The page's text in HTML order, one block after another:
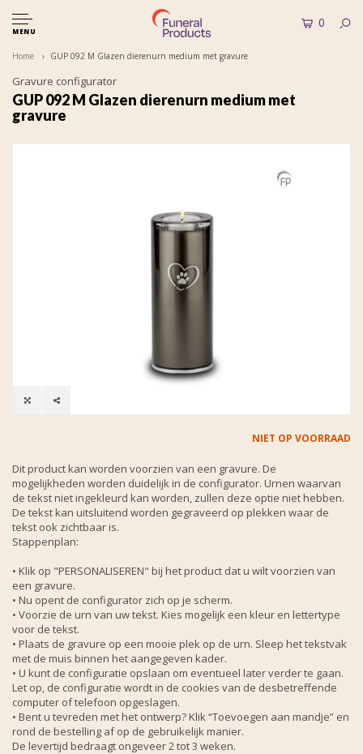
MENU
0
Home GUP 092 M Glazen dierenurn medium met gravure
Gravure configurator
GUP 092 M Glazen dierenurn medium met
gravure
NIET OP VOORRAAD
Dit product kan worden voorzien van een gravure. De
mogelijkheden worden duidelijk in de configurator. Urnen waarvan
de tekst niet ingekleurd kan worden, zullen deze optie niet hebben.
De tekst kan uitsluitend worden gegraveerd op plekken waar de
tekst ook zichtbaar is.
Stappenplan:
• Klik op "PERSONALISEREN" bij het product dat u wilt voorzien van
een gravure.
• Nu opent de configurator zich op je scherm.
• Voorzie de urn van uw tekst. Kies mogelijk een kleur en lettertype
voor de tekst.
• Plaats de gravure op een mooie plek op de urn. Sleep het tekstvak
met de muis binnen het aangegeven kader.
• U kunt de configuratie opslaan om eventueel later verder te gaan.
Let op, de configuratie wordt in de cookies van de desbetreffende
computer of telefoon opgeslagen.
• Bent u tevreden met het ontwerp? Klik “Toevoegen aan mandje” en
rond de bestelling af op de gebruikelijk manier.
De levertijd bedraagt ongeveer 2 tot 3 weken.